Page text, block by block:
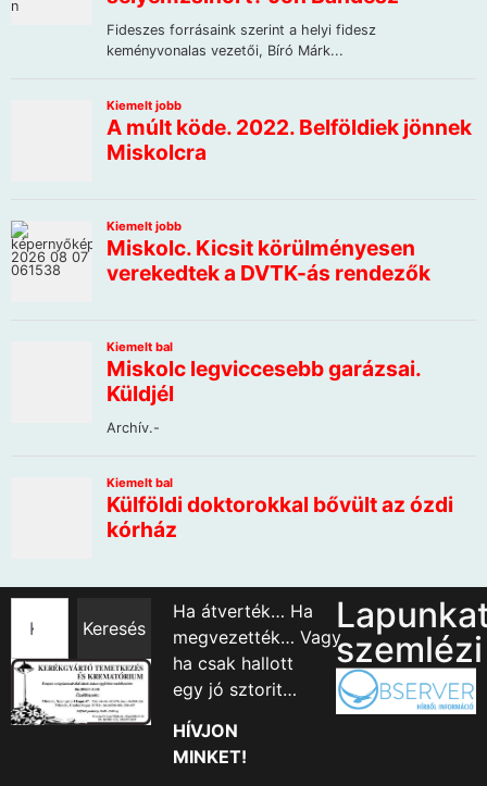
Keresés
Ha átverték… Ha
megvezették… Vagy
ha csak hallott
egy jó sztorit…
HÍVJON
MINKET!
szemlézi